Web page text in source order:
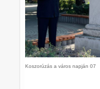
Koszorúzás a város napján 07